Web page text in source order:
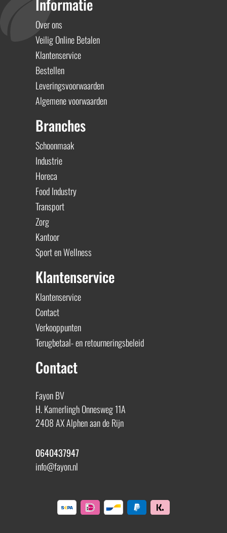
Informatie
Over ons
Veilig Online Betalen
Klantenservice
Bestellen
Leveringsvoorwaarden
Algemene voorwaarden
Branches
Schoonmaak
Industrie
Horeca
Food Industry
Transport
Zorg
Kantoor
Sport en Wellness
Klantenservice
Klantenservice
Contact
Verkooppunten
Terugbetaal- en retourneringsbeleid
Contact
Fayon BV
H. Kamerlingh Onnesweg 11A
2408 AX Alphen aan de Rijn
0640437947
info@fayon.nl